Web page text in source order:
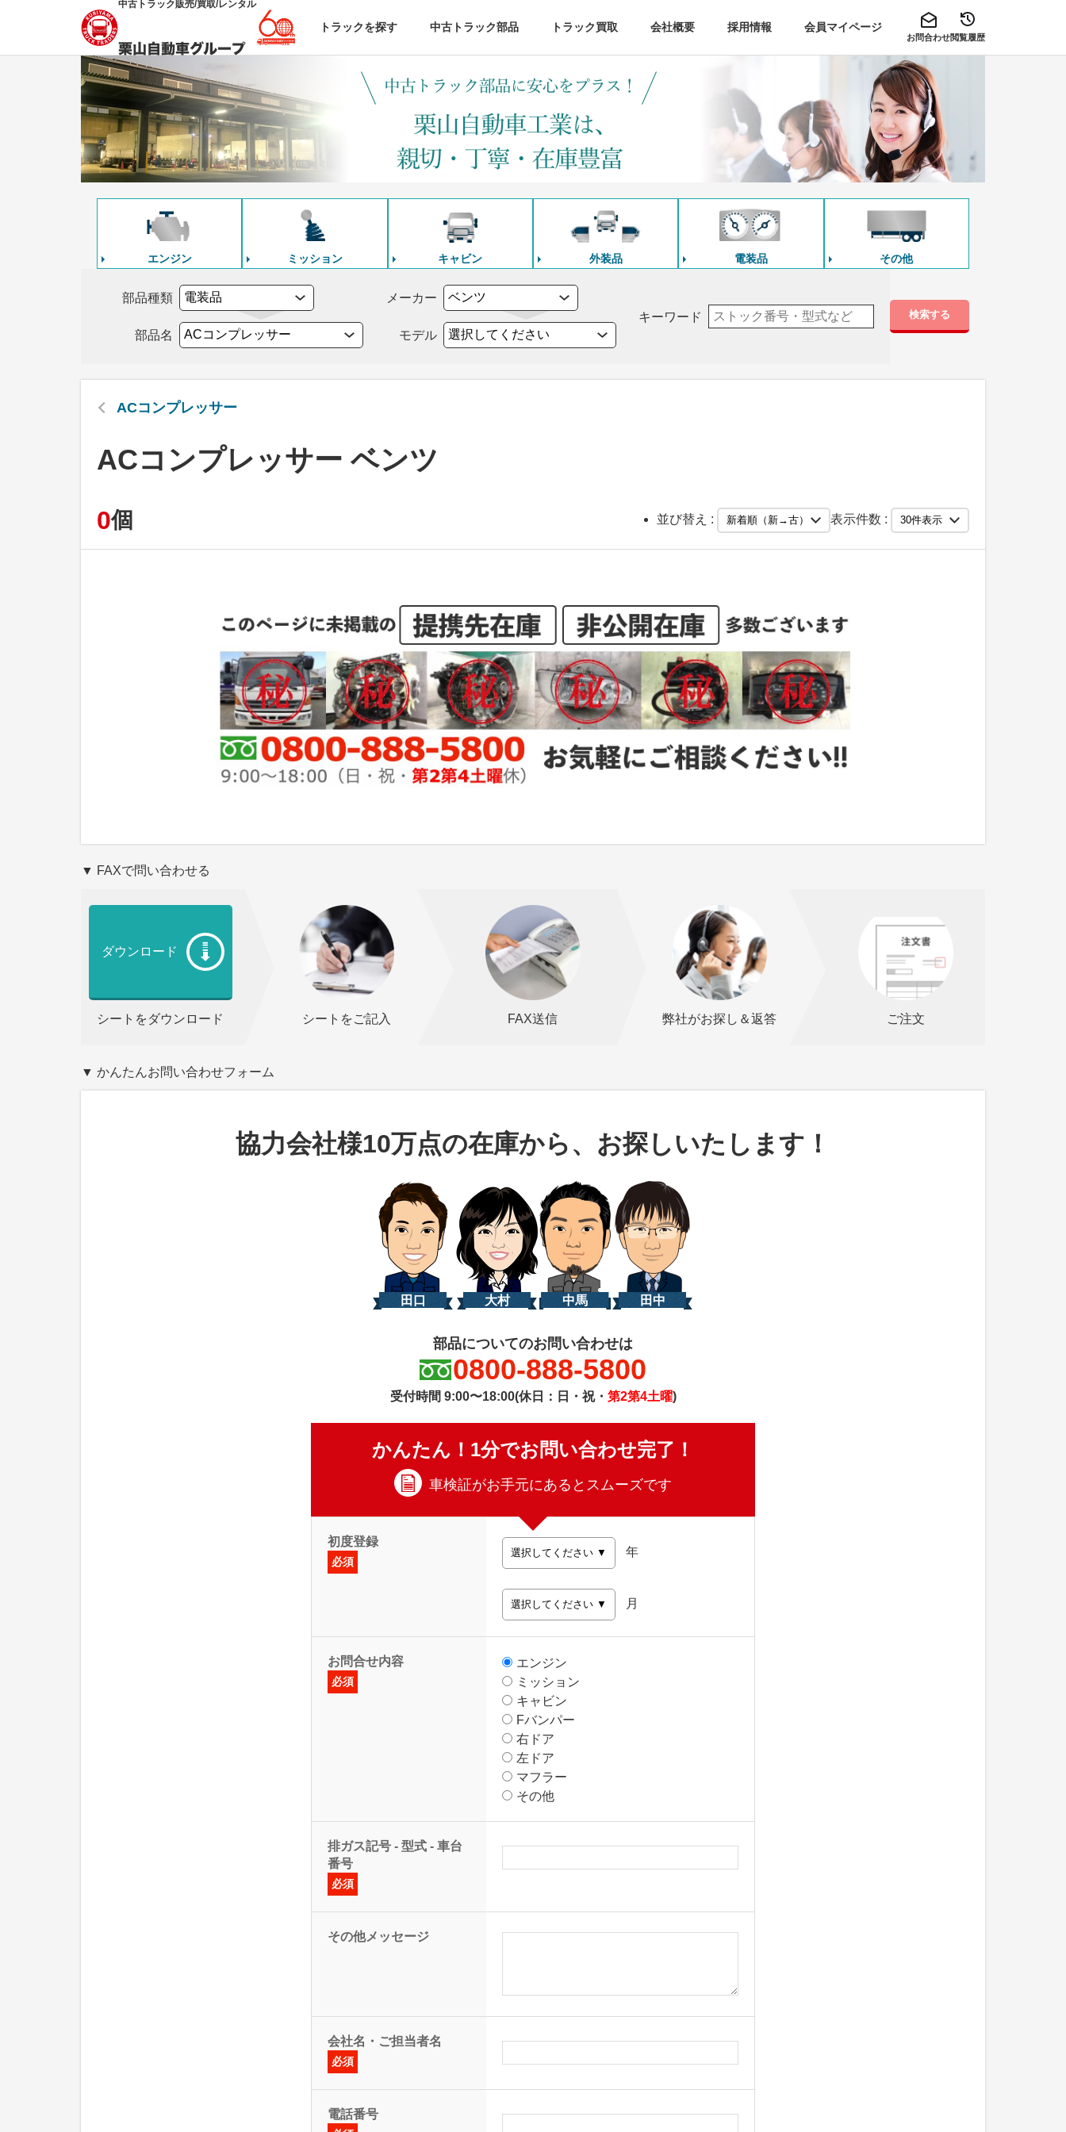
中古トラック販売/買取/レンタル
トラックを探す 中古トラック部品 トラック買取 会社概要 採用情報 会員マイページ
お問合わせ閲覧履歴
エンジン ミッション キャビン 外装品 電装品 その他
部品種類
部品名
メーカー
モデル
キーワード 検索する
ACコンプレッサー
ACコンプレッサー ベンツ
0個 並び替え : 表示件数 :
▼ FAXで問い合わせる
ダウンロード
シートをダウンロード シートをご記入 FAX送信 弊社がお探し＆返答 ご注文
▼ かんたんお問い合わせフォーム
協力会社様10万点の在庫から、お探しいたします！
田口 大村 中馬 田中
部品についてのお問い合わせは
0800-888-5800
受付時間 9:00〜18:00(休日：日・祝・ 第2第4土曜)
かんたん！1分でお問い合わせ完了！
車検証がお手元にあるとスムーズです
初度登録
必須
年
月
お問合せ内容
必須
エンジン
ミッション
キャビン
Fバンパー
右ドア
左ドア
マフラー
その他
排ガス記号 - 型式 - 車台
番号
必須
その他メッセージ
会社名・ご担当者名
必須
電話番号